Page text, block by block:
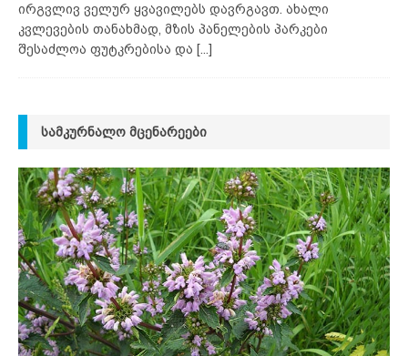
ირგვლივ ველურ ყვავილებს დავრგავთ. ახალი
კვლევების თანახმად, მზის პანელების პარკები
შესაძლოა ფუტკრებისა და [...]
ᲡᲐᲛᲙᲣᲠᲜᲐᲚᲝ ᲛᲪᲔᲜᲐᲠᲔᲔᲑᲘ